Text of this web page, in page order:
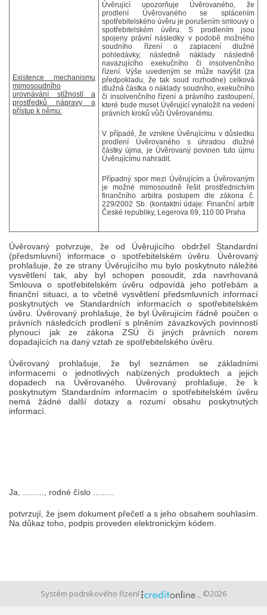
Existence mechanismu
mimosoudního
urovnávání stížností a
prostředků nápravy a
přístup k němu:
Úvěrující upozorňuje Úvěrovaného, že
prodlení Úvěrovaného se splácením
spotřebitelského úvěru je porušením smlouvy o
spotřebitelském úvěru. S prodlením jsou
spojeny právní následky v podobě možného
soudního řízení o zaplacení dlužné
pohledávky, následně náklady následně
navazujícího exekučního či insolvenčního
řízení. Výše uvedeným se může navýšit (za
předpokladu, že tak soud rozhodne) celková
dlužná částka o náklady soudního, exekučního
či insolvenčního řízení a právního zastoupení,
které bude muset Úvěrující vynaložit na vedení
právních kroků vůči Úvěrovanému.
V případě, že vznikne Úvěrujícímu v důsledku
prodlení Úvěrovaného s úhradou dlužné
částky újma, je Úvěrovaný povinen tuto újmu
Úvěrujícímu nahradit.
Případný spor mezi Úvěrujícím a Úvěrovaným
je možné mimosoudně řešit prostřednictvím
finančního arbitra postupem dle zákona č.
229/2002 Sb. (kontaktní údaje: Finanční arbitr
České republiky, Legerova 69, 110 00 Praha
Úvěrovaný potvrzuje, že od Úvěrujícího obdržel Standardní
(předsmluvní) informace o spotřebitelském úvěru. Úvěrovaný
prohlašuje, že ze strany Úvěrujícího mu bylo poskytnuto náležité
vysvětlení tak, aby byl schopen posoudit, zda navrhovaná
Smlouva o spotřebitelském úvěru odpovídá jeho potřebám a
finanční situaci, a to včetně vysvětlení předsmluvních informací
poskytnutých ve Standardních informacích o spotřebitelském
úvěru. Úvěrovaný prohlašuje, že byl Úvěrujícím řádně poučen o
právních následcích prodlení s plněním závazkových povinností
plynoucí jak ze zákona ZSÚ či jiných právních norem
dopadajících na daný vztah ze spotřebitelského úvěru.
Úvěrovaný prohlašuje, že byl seznámen se základními
informacemi o jednotlivých nabízených produktech a jejich
dopadech na Úvěrovaného. Úvěrovaný prohlašuje, že k
poskytnutým Standardním informacím o spotřebitelském úvěru
nemá žádné další dotazy a rozumí obsahu poskytnutých
informací.
Ja, ........., rodné číslo .........
potvrzují, že jsem dokument přečetl a s jeho obsahem souhlasím.
Na důkaz toho, podpis proveden elektronickým kódem.
Systém podnikového řízení ©2026